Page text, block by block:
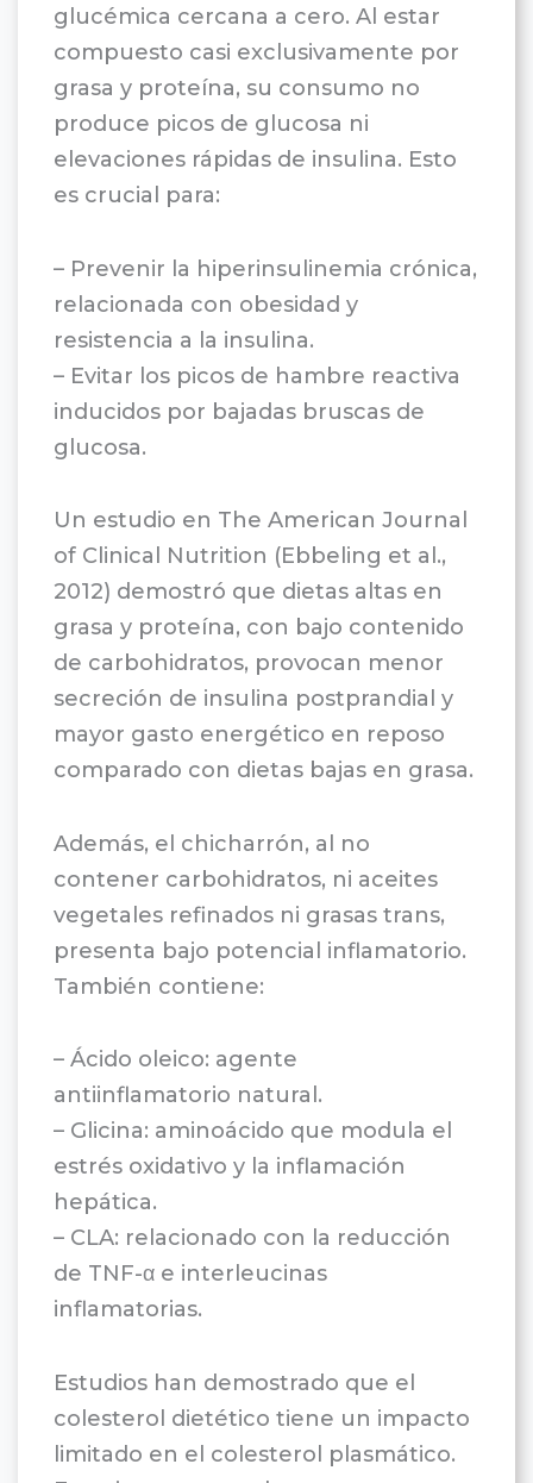
glucémica cercana a cero. Al estar
compuesto casi exclusivamente por
grasa y proteína, su consumo no
produce picos de glucosa ni
elevaciones rápidas de insulina. Esto
es crucial para:
– Prevenir la hiperinsulinemia crónica,
relacionada con obesidad y
resistencia a la insulina.
– Evitar los picos de hambre reactiva
inducidos por bajadas bruscas de
glucosa.
Un estudio en The American Journal
of Clinical Nutrition (Ebbeling et al.,
2012) demostró que dietas altas en
grasa y proteína, con bajo contenido
de carbohidratos, provocan menor
secreción de insulina postprandial y
mayor gasto energético en reposo
comparado con dietas bajas en grasa.
Además, el chicharrón, al no
contener carbohidratos, ni aceites
vegetales refinados ni grasas trans,
presenta bajo potencial inflamatorio.
También contiene:
– Ácido oleico: agente
antiinflamatorio natural.
– Glicina: aminoácido que modula el
estrés oxidativo y la inflamación
hepática.
– CLA: relacionado con la reducción
de TNF-α e interleucinas
inflamatorias.
Estudios han demostrado que el
colesterol dietético tiene un impacto
limitado en el colesterol plasmático.